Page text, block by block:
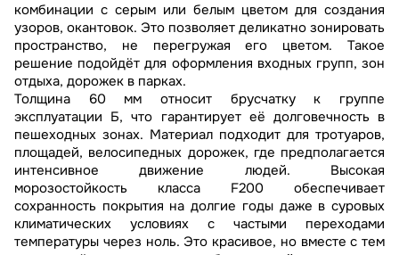
комбинации с серым или белым цветом для создания
узоров, окантовок. Это позволяет деликатно зонировать
пространство, не перегружая его цветом. Такое
решение подойдёт для оформления входных групп, зон
отдыха, дорожек в парках.
Толщина 60 мм относит брусчатку к группе
эксплуатации Б, что гарантирует её долговечность в
пешеходных зонах. Материал подходит для тротуаров,
площадей, велосипедных дорожек, где предполагается
интенсивное движение людей. Высокая
морозостойкость класса F200 обеспечивает
сохранность покрытия на долгие годы даже в суровых
климатических условиях с частыми переходами
температуры через ноль. Это красивое, но вместе с тем